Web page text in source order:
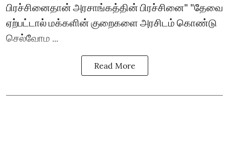
பிரச்சினைதான் அரசாங்கத்தின் பிரச்சினை" "தேவை
ஏற்பட்டால் மக்களின் குறைகளை அரசிடம் கொண்டு
செல்வோம ...
Read More